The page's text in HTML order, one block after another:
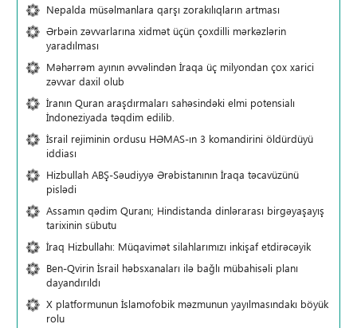
Nepalda müsəlmanlara qarşı zorakılıqların artması
Ərbəin zəvvarlarına xidmət üçün çoxdilli mərkəzlərin
yaradılması
Məhərrəm ayının əvvəlindən İraqa üç milyondan çox xarici
zəvvar daxil olub
İranın Quran araşdırmaları sahəsindəki elmi potensialı
İndoneziyada təqdim edilib.
İsrail rejiminin ordusu HƏMAS-ın 3 komandirini öldürdüyü
iddiası
Hizbullah ABŞ-Səudiyyə Ərəbistanının İraqa təcavüzünü
pislədi
Assamın qədim Quranı; Hindistanda dinlərarası birgəyaşayış
tarixinin sübutu
İraq Hizbullahı: Müqavimət silahlarımızı inkişaf etdirəcəyik
Ben-Qvirin İsrail həbsxanaları ilə bağlı mübahisəli planı
dayandırıldı
X platformunun İslamofobik məzmunun yayılmasındakı böyük
rolu